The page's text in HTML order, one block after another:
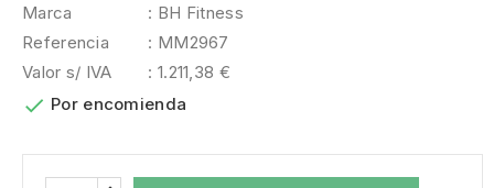
Marca
: BH Fitness
Referencia
: MM2967
Valor s/ IVA
: 1.211,38 €
 Por encomienda